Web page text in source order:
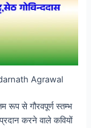
Agrawal
रूप से गौरवपूर्ण स्तम्भ
करने वाले कवियों